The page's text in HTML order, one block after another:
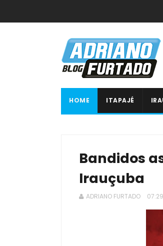
HOME ITAPAJÉ
Bandidos
Irauçuba
ADRIANO FURTADO 07:29